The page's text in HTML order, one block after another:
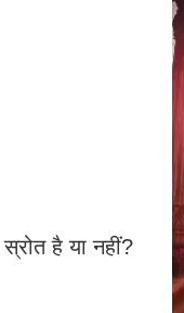
है या नहीं?